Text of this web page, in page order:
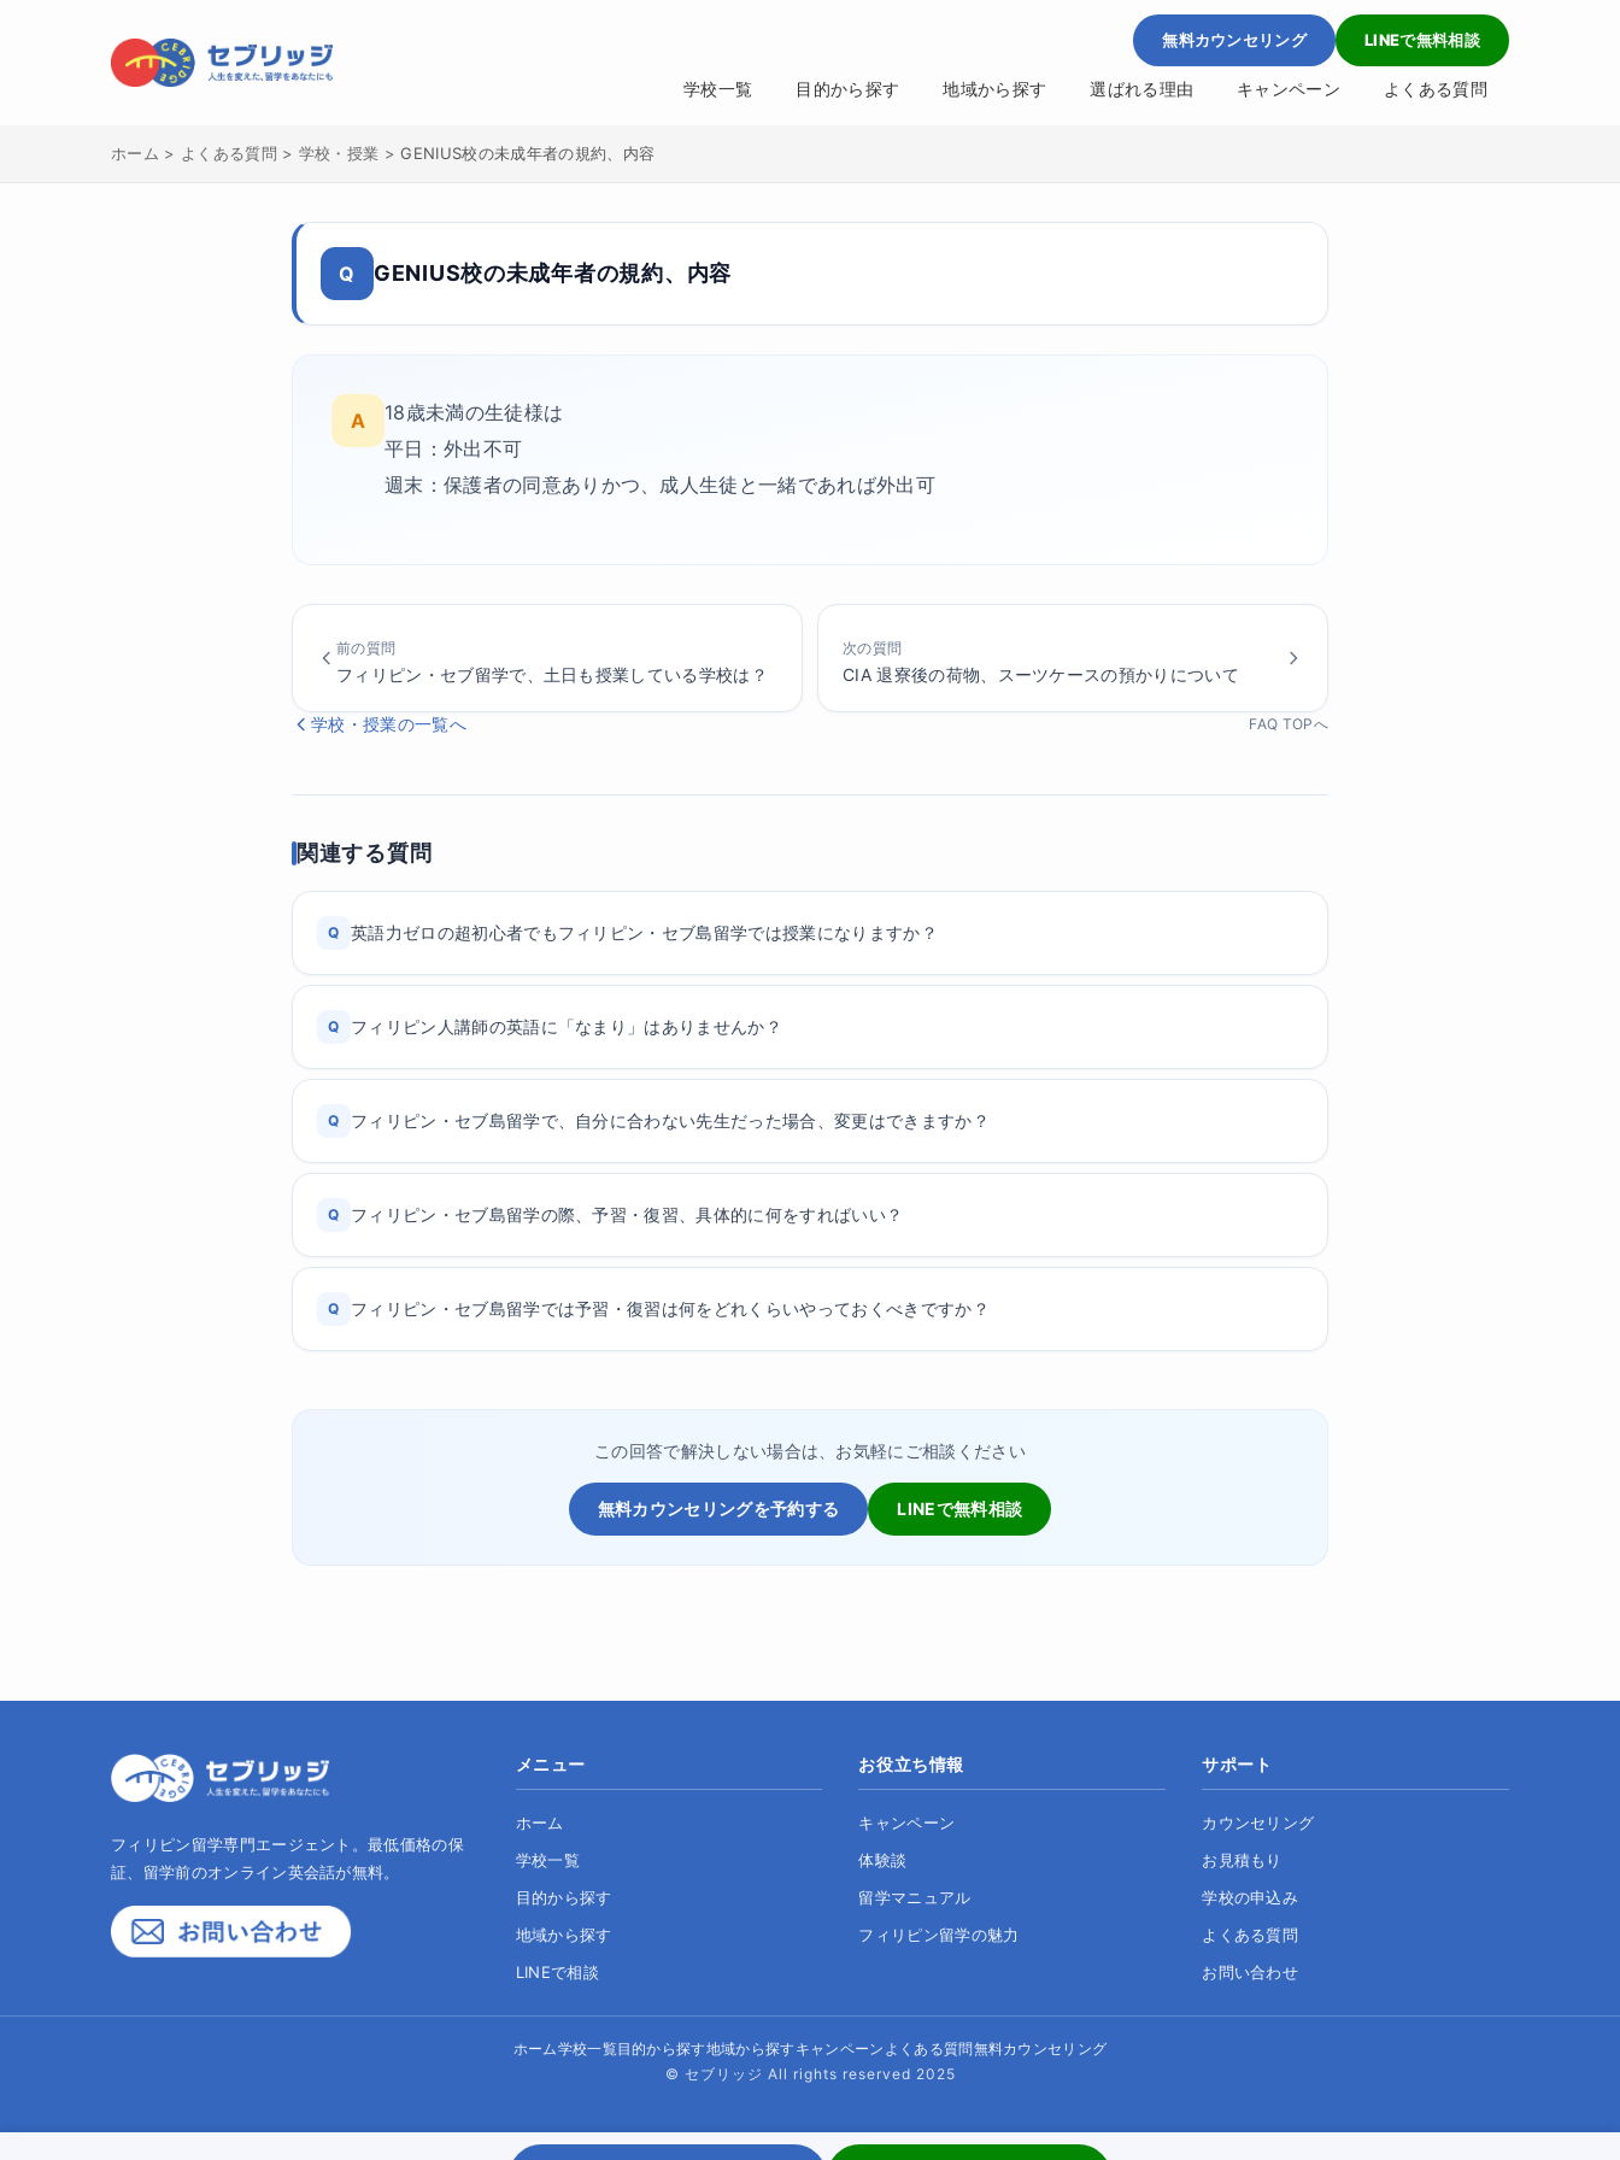
無料カウンセリング LINEで無料相談
学校一覧 目的から探す 地域から探す 選ばれる理由 キャンペーン よくある質問
ホーム > よくある質問 > 学校・授業 >GENIUS校の未成年者の規約、内容
Q GENIUS校の未成年者の規約、内容
A
18歳未満の生徒様は
平日：外出不可
週末：保護者の同意ありかつ、成人生徒と一緒であれば外出可
前の質問
フィリピン・セブ留学で、土日も授業している学校は？
次の質問
CIA 退寮後の荷物、スーツケースの預かりについて
学校・授業の一覧へ FAQ TOPへ
関連する質問
Q 英語力ゼロの超初心者でもフィリピン・セブ島留学では授業になりますか？
Q フィリピン人講師の英語に「なまり」はありませんか？
Q フィリピン・セブ島留学で、自分に合わない先生だった場合、変更はできますか？
Q フィリピン・セブ島留学の際、予習・復習、具体的に何をすればいい？
Q フィリピン・セブ島留学では予習・復習は何をどれくらいやっておくべきですか？
この回答で解決しない場合は、お気軽にご相談ください
無料カウンセリングを予約する LINEで無料相談
フィリピン留学専門エージェント。最低価格の保
証、留学前のオンライン英会話が無料。
メニュー
ホーム
学校一覧
目的から探す
地域から探す
LINEで相談
お役立ち情報
キャンペーン
体験談
留学マニュアル
フィリピン留学の魅力
サポート
カウンセリング
お見積もり
学校の申込み
よくある質問
お問い合わせ
ホーム学校一覧目的から探す地域から探すキャンペーン よくある質問無料カウンセリング
© セブリッジ All rights reserved 2025